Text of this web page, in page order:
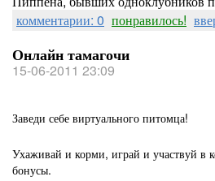
комментарии: 0 понравилось!
Онлайн тамагочи
15-06-2011 23:09
Заведи себе виртуального питомца!
Ухаживай и корми, играй и участвуй в
бонусы.